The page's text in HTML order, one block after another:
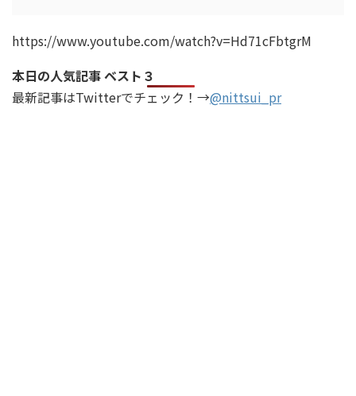
https://www.youtube.com/watch?v=Hd71cFbtgrM
本日の人気記事 ベスト３
最新記事はTwitterでチェック！→@nittsui_pr